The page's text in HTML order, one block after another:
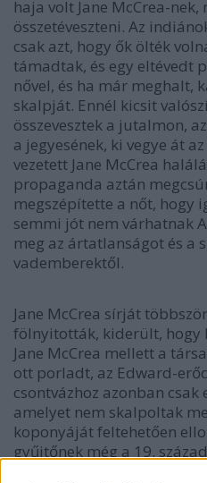
haja volt Jane McCrea-
összetéveszteni. Az
csak azt, hogy ők ölték
támadtak, és egy eltévedt
nővel, és ha már meghalt,
skalpját. Ennél kicsit
összevesztek a jutalmon,
a jegyesének, ki vegye át
vezetett Jane McCrea
propaganda aztán
megszépítette a nőt, hogy
semmi jót nem várhatnak
meg az ártatlanságot és a
vademberektől.
Jane McCrea sírját
fölnyitották, kiderült, hogy
Jane McCrea mellett a
ott porladt, az Edward-
csontvázhoz azonban
amelyet nem skalpoltak
koponyáját feltehetően
gyűjtőnek még a 19.